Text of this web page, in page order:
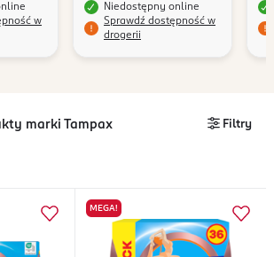
w
Niedostępny online
Sprawdź dostępność w
drogerii
marki Tampax Filtry
MEGA!